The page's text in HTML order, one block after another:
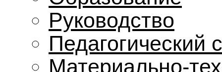
Руководство
Педагогический
Материально-